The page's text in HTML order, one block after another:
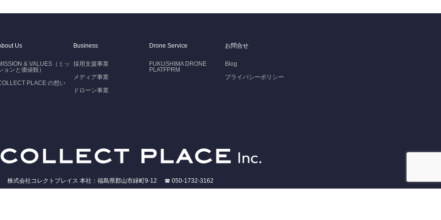
Us
& VALUES（ミッ
ョンと価値観）
PLACE の想い
Business
採用支援事業
メディア事業
ドローン事業
Drone Service
FUKUSHIMA DRONE
PLATFPRM
お問合せ
Blog
プライバシーポリシー
株式会社コレクトプレイス 本社：福島県郡山市緑町9-12 ☎ 050-1732-3162